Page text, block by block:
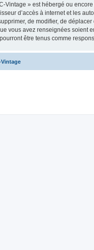
Vintage » est hébergé ou
d’accès à internet et les
de modifier, de
vous avez renseignées soient
être tenus comme